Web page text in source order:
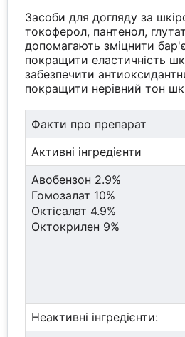
Засоби для догляду за
токоферол, пантенол,
допомагають зміцнити
покращити еластичність
забезпечити
покращити нерівний тон
Факти про препарат
Активні інгредієнти
Авобензон 2.9%
Гомозалат 10%
Октісалат 4.9%
Октокрилен 9%
Неактивні інгредієнти: